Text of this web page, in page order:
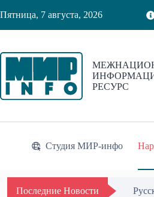
к
Пятница, 7 августа, 2026
РЕСУРС
Студия МИР-инфо
Последние Новости